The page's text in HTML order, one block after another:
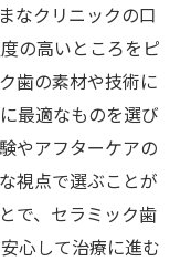
なクリニックの口
の高いところをピ
歯の素材や技術に
最適なものを選び
やアフターケアの
視点で選ぶことが
で、セラミック歯
心して治療に進む